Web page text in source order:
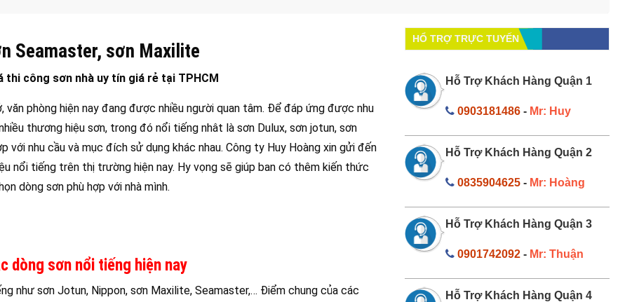
Seamaster, sơn Maxilite
thi công sơn nhà uy tín giá rẻ tại TPHCM
văn phòng hiện nay đang được nhiều người quan tâm. Để đáp ứng được nhu
thương hiệu sơn, trong đó nổi tiếng nhât là sơn Dulux, sơn jotun, sơn
với nhu cầu và mục đích sử dụng khác nhau. Công ty Huy Hoàng xin gửi đến
nổi tiếng trên thị trường hiện nay. Hy vọng sẽ giúp ban có thêm kiến thức
dòng sơn phù hợp với nhà mình.
dòng sơn nổi tiếng hiện nay
như sơn Jotun, Nippon, sơn Maxilite, Seamaster,… Điểm chung của các
HỔ TRỢ TRỰC TUYẾN
Hỗ Trợ Khách Hàng Quận 1
0903181486 - Mr: Huy
Hỗ Trợ Khách Hàng Quận 2
0835904625 - Mr: Hoàng
Hỗ Trợ Khách Hàng Quận 3
0901742092 - Mr: Thuận
Hỗ Trợ Khách Hàng Quận 4